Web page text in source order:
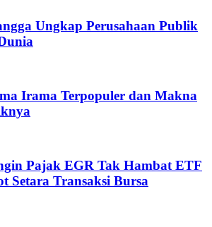
Ungkap Perusahaan Publik
Irama Terpopuler dan Makna
Pajak EGR Tak Hambat ETF
Setara Transaksi Bursa